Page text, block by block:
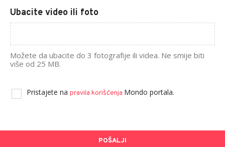
Ubacite video ili foto
Možete da ubacite do 3 fotografije ili videa. Ne smije biti
više od 25 MB.
Pristajete na pravila korišćenja Mondo portala.
POŠALJI